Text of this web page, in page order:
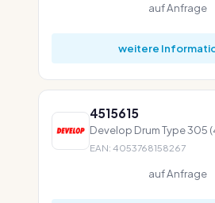
auf Anfrage
weitere
4515615
Develop Drum Type 305
EAN: 4053768158267
auf Anfrage